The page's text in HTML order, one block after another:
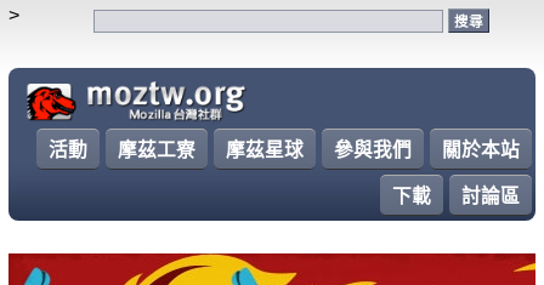
>
關於本站
參與我們
摩茲星球
摩茲工寮
活動
討論區
下載